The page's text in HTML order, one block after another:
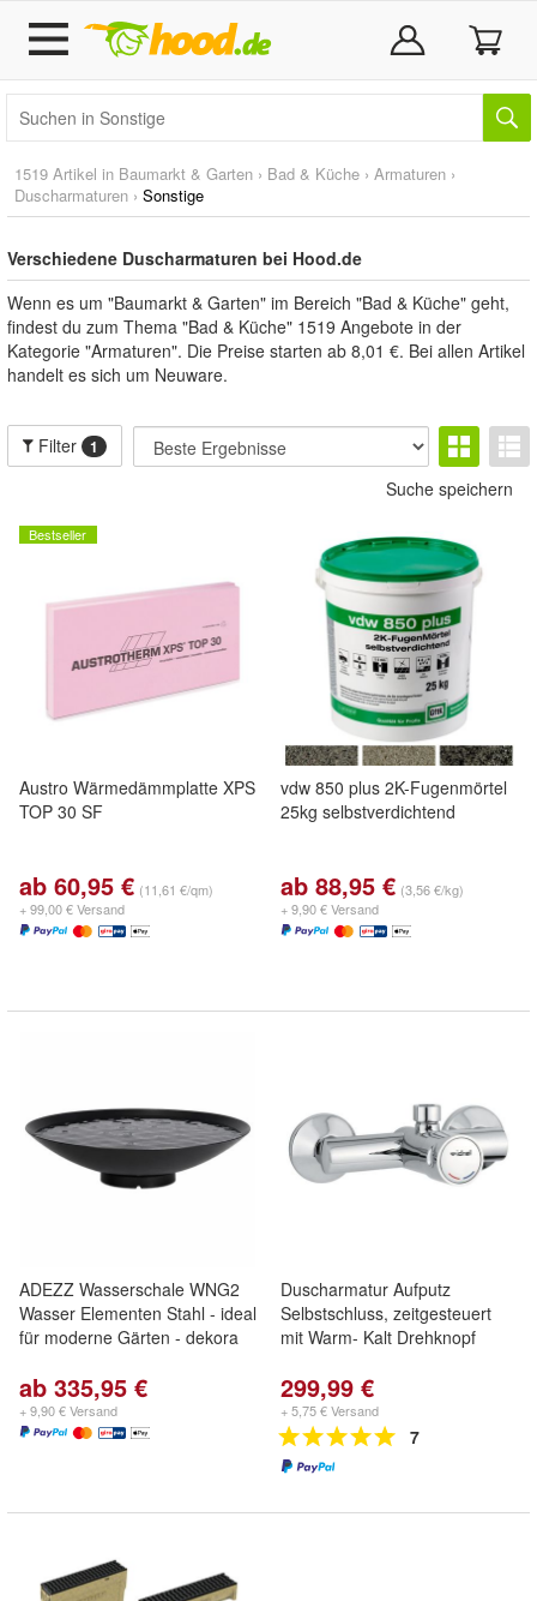
1519 Artikel in Baumarkt & Garten › Bad & Küche › Armaturen ›
Duscharmaturen › Sonstige
Verschiedene Duscharmaturen bei Hood.de
Wenn es um "Baumarkt & Garten" im Bereich "Bad & Küche" geht,
findest du zum Thema "Bad & Küche" 1519 Angebote in der
Kategorie "Armaturen". Die Preise starten ab 8,01 €. Bei allen Artikel
handelt es sich um Neuware.
Filter 1
Suche speichern
Bestseller
Austro Wärmedämmplatte XPS
TOP 30 SF
ab 60,95 € (11,61 €/qm)
+ 99,00 € Versand
vdw 850 plus 2K-Fugenmörtel
25kg selbstverdichtend
ab 88,95 € (3,56 €/kg)
+ 9,90 € Versand
ADEZZ Wasserschale WNG2
Wasser Elementen Stahl - ideal
für moderne Gärten - dekora
ab 335,95 €
+ 9,90 € Versand
Duscharmatur Aufputz
Selbstschluss, zeitgesteuert
mit Warm- Kalt Drehknopf
299,99 €
+ 5,75 € Versand
7